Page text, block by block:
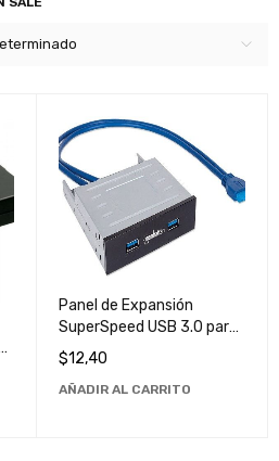
Panel de Expansión
SuperSpeed USB 3.0 para
Bahía de Montaje - Mejora
tu Conexión y Velocidad
$12,40
AÑADIR AL CARRITO